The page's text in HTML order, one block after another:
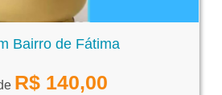
Bairro de Fátima
R$ 140,00